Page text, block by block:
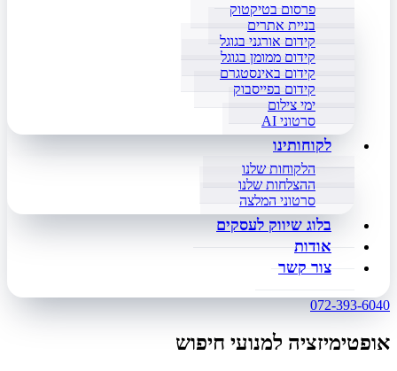
פרסום בטיקטוק
בניית אתרים
קידום אורגני בגוגל
קידום ממומן בגוגל
קידום באינסטגרם
קידום בפייסבוק
ימי צילום
סרטוני AI
לקוחותינו
הלקוחות שלנו
ההצלחות שלנו
סרטוני המלצה
בלוג שיווק לעסקים
אודות
צור קשר
072-393-6040
אופטימיזציה למנועי חיפוש